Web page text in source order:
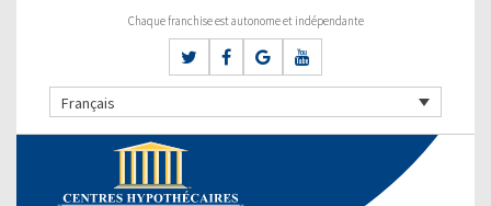
Chaque franchise est autonome et indépendante
Français